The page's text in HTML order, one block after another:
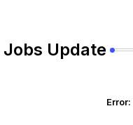
Jobs Update
Error: